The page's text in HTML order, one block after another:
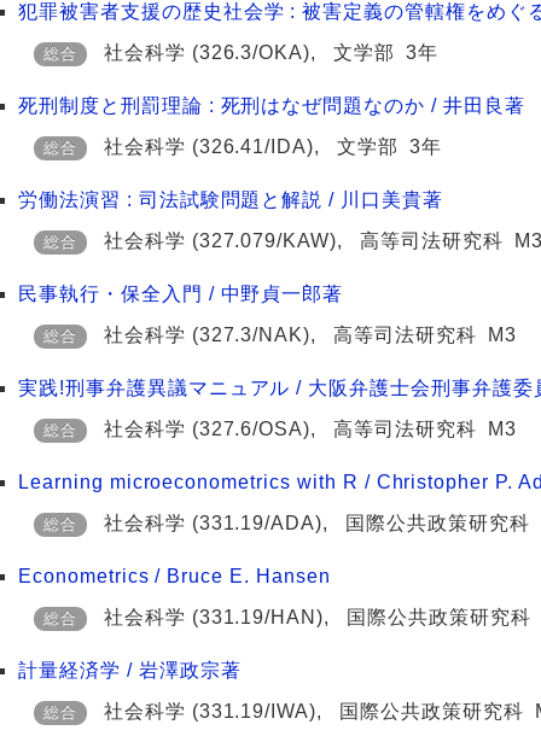
犯罪被害者支援の歴史社会学 : 被害定義の管轄権をめ
総合 社会科学 (326.3/OKA),文学部 3年
死刑制度と刑罰理論 : 死刑はなぜ問題なのか / 井田良著
総合 社会科学 (326.41/IDA),文学部 3年
労働法演習 : 司法試験問題と解説 / 川口美貴著
総合 社会科学 (327.079/KAW),高等司法研究科
民事執行・保全入門 / 中野貞一郎著
総合 社会科学 (327.3/NAK),高等司法研究科 M3
実践!刑事弁護異議マニュアル / 大阪弁護士会刑事弁護
総合 社会科学 (327.6/OSA),高等司法研究科 M3
Learning microeconometrics with R / Christopher P.
総合 社会科学 (331.19/ADA), 国際公共政策研究科
Econometrics / Bruce E. Hansen
総合 社会科学 (331.19/HAN), 国際公共政策研究科
計量経済学 / 岩澤政宗著
総合 社会科学 (331.19/IWA), 国際公共政策研究科